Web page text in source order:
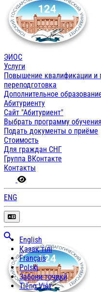
ЭИОС
Услуги
Повышение квалификации и
переподготовка
Дополнительное
Абитуриенту
Сайт "Абитуриент"
Выбрать программу обучения
Подать документы о приёме
Стоимость
Для граждан СНГ
Группа ВКонтакте
Контакты
ENG
English
Қазақ тілі
Français
Polski
Забони тоҷикӣ
Tiếng Việt